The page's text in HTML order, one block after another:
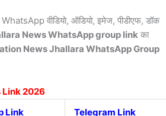
WhatsApp वीडियो, ऑडियो, इमेज, पीडीएफ, डॉक
NewsWhatsApp group link का
News Jhallara WhatsApp Group
Link 2026
Link Telegram Link